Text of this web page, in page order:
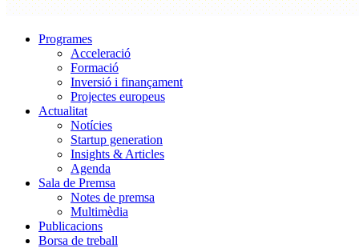
Programes
Acceleració
Formació
Inversió i finançament
Projectes europeus
Actualitat
Notícies
Startup generation
Insights & Articles
Agenda
Sala de Premsa
Notes de premsa
Multimèdia
Publicacions
Borsa de treball